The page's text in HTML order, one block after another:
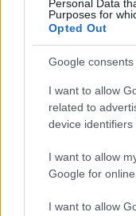
Personal Data
Purposes for
Opted Out
Google consents
I want to allow
related to
device identifiers
I want to allow
Google for
I want to allow